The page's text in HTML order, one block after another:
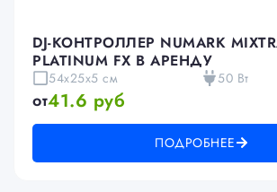
DJ-КОНТРОЛЛЕР NUMARK
PLATINUM FX В АРЕНДУ
54x25x5 см 50 Вт
от41.6 руб
ПОДРОБНЕЕ